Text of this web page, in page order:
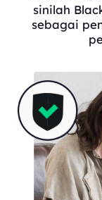
sinilah
sebagai